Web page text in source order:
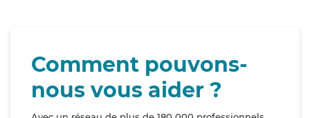
Comment pouvons-
nous vous aider ?